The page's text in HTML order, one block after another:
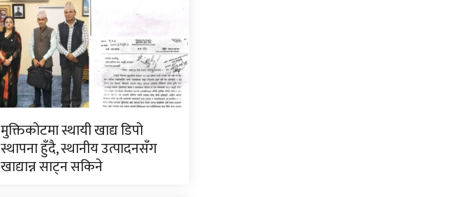
मुक्तिकोटमा स्थायी खाद्य डिपो
स्थापना हुँदै, स्थानीय उत्पादनसँग
खाद्यान्न साट्न सकिने